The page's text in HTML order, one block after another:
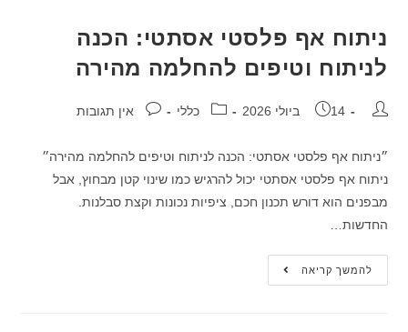
ניתוח אף פלסטי אסתטי: הכנה
לניתוח וטיפים להחלמה מהירה
14 ביולי 2026 כללי אין תגובות
״ניתוח אף פלסטי אסתטי: הכנה לניתוח וטיפים להחלמה מהירה״
ניתוח אף פלסטי אסתטי יכול להרגיש כמו שינוי קטן מבחוץ, אבל
מבפנים הוא דורש תכנון חכם, ציפיות נכונות וקצת סבלנות.
החדשות…
להמשך קריאה